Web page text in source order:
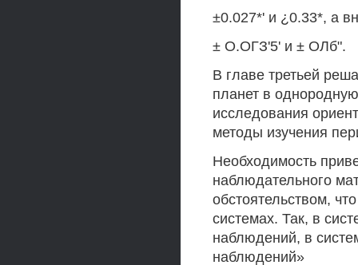
±0.027*' и ¿0.33*, а
± О.ОГЗ'5' и ± ОЛб".
В главе третьей
планет в
исследования
методы изучения
Необходимость
наблюдательного
обстоятельством,
системах. Так, в
наблюдений, в
наблюдений»